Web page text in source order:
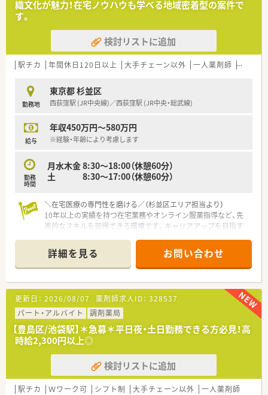
りに寄り添える方を歓迎します。
【法人特徴について】
■東京都の西エリアに地域密着型の調剤薬局を複数店舗展開し
ており、安定した経営基盤があります。
■大手チェーンとは異なり転勤がないため、一つの地域に腰を据
■地域住民の皆様の健康を支える「かかりつけ薬局」としての役
割を大切にし、温かい医療を提供しています。
織文化が魅力！在宅ノウハウも学べる地域密着型の案件で
す。
検討リストに追加
駅チカ 年間休日120日以上 大手チェーン以外 一人薬剤師 在宅
勤務地
東京都 杉並区
西荻窪駅 (JR中央線)／西荻窪駅 (JR中央・総武線)
給与
年収450万円～580万円
※経験・年齢により考慮します
勤務
時間
月水木金 8:30～18:00（休憩60分）
土 8:30～17:00（休憩60分）
＼在宅医療の専門性を磨ける／（杉並区エリア担当より）
10年以上の実績を持つ在宅業務やオンライン服薬指導など、先
進的なスキルを習得できる環境です。キャリアアップを目指す
＊------------------------------------------＊
【店舗情報と応需状況について】
■西荻窪駅から徒歩5分の便利な立地にあり、内科や小児科を中
心に1日平均50枚ほどの処方箋を応需しています。
■近隣クリニックの処方箋を中心に受け付けており、地域に根差
した丁寧で親切な服薬指導を大切にしている薬局です。
■在宅業務は居宅と施設の両方に対応し、薬剤師1名とパート2
名に事務1名という万全の体制で日々運営しています。
【法人特徴について】
■複数区にまたがり複数の店舗を展開しており、安定した経営基
盤を持つ地域密着型の信頼厚い企業となっています。
■施設在宅への取り組みを業界に先駆けて10年以上前から開始
しており、圧倒的な実績とノウハウを持つ企業です。
詳細を見る お問い合わせ
更新日： 2026/08/07 薬剤師求人ID： 328537
パート・アルバイト
調剤薬局
【豊島区/池袋駅】＊急募＊平日夜・土日勤務できる方必見！高
時給2,300円以上◎
検討リストに追加
駅チカ Ｗワーク可 シフト制 大手チェーン以外 一人薬剤師